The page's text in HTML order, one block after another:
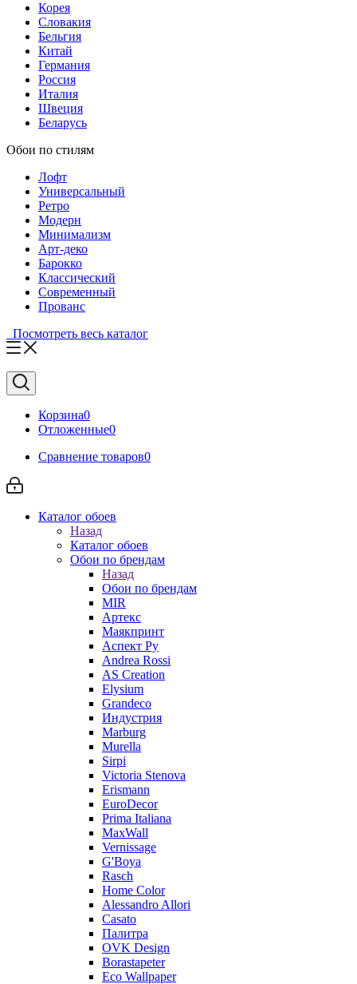
Корея
Словакия
Бельгия
Китай
Германия
Россия
Италия
Швеция
Беларусь
Обои по стилям
Лофт
Универсальный
Ретро
Модерн
Минимализм
Арт-деко
Барокко
Классический
Современный
Прованс
Посмотреть весь каталог
Корзина0
Отложенные0
Сравнение товаров0
Каталог обоев
Назад
Каталог обоев
Обои по брендам
Назад
Обои по брендам
MIR
Артекс
Маякпринт
Аспект Ру
Andrea Rossi
AS Creation
Elysium
Grandeco
Индустрия
Marburg
Murella
Sirpi
Victoria Stenova
Erismann
EuroDecor
Prima Italiana
MaxWall
Vernissage
G'Boya
Rasch
Home Color
Alessandro Allori
Casato
Палитра
OVK Design
Borastapeter
Eco Wallpaper